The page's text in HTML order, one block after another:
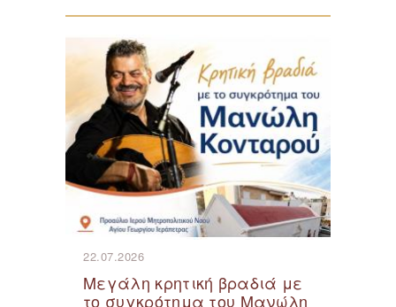
22.07.2026
Μεγάλη κρητική βραδιά με
το συγκρότημα του Μανώλη